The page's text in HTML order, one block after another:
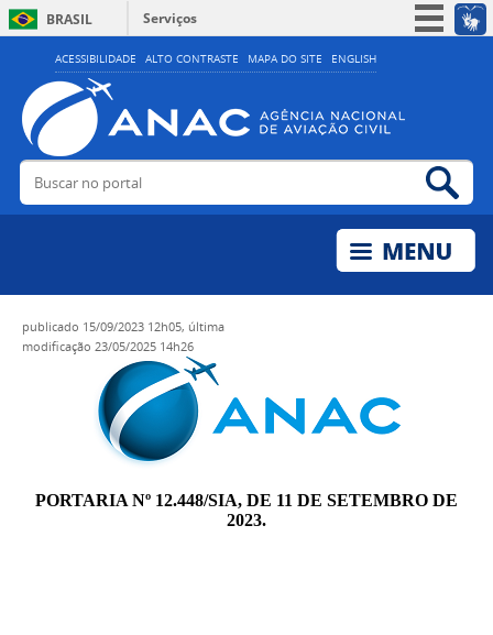
ACESSIBILIDADE ALTO CONTRASTE MAPA DO SITE ENGLISH
BRASIL
Serviços
Simplifique!
Acesso à informação
Legislação
Buscar no portal
publicado 15/09/2023 12h05, última
modificação 23/05/2025 14h26
PORTARIA Nº 12.448/SIA, DE 11 DE SETEMBRO DE
2023.